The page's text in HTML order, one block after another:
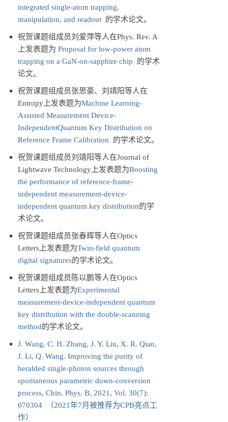
integrated single-atom trapping,
manipulation, and readout 的学术论文。
祝贺课题组成员刘爱萍等人在Phys. Rev. A
上发表题为 Proposal for low-power atom
trapping on a GaN-on-sapphire chip 的学术
论文。
祝贺课题组成员张思豪、刘靖阳等人在
Entropy上发表题为Machine Learning-
Assisted Measurement Device-
IndependentQuantum Key Distribution on
Reference Frame Calibration 的学术论文。
祝贺课题组成员刘靖阳等人在Journal of
Lightwave Technology上发表题为Boosting
the performance of reference-frame-
independent measurement-device-
independent quantum key distribution的学
术论文。
祝贺课题组成员张春辉等人在Optics
Letters上发表题为Twin-field quantum
digital signatures的学术论文。
祝贺课题组成员陈以鹏等人在Optics
Letters上发表题为Experimental
measurement-device-independent quantum
key distribution with the double-scanning
method的学术论文。
J. Wang, C. H. Zhang, J. Y. Liu, X. R. Qian,
J. Li, Q. Wang. Improving the purity of
heralded single-photon sources through
spontaneous parametric down-conversion
process, Chin. Phys. B, 2021, Vol. 30(7):
070304 （2021年7月被推荐为CPB亮点工
作）